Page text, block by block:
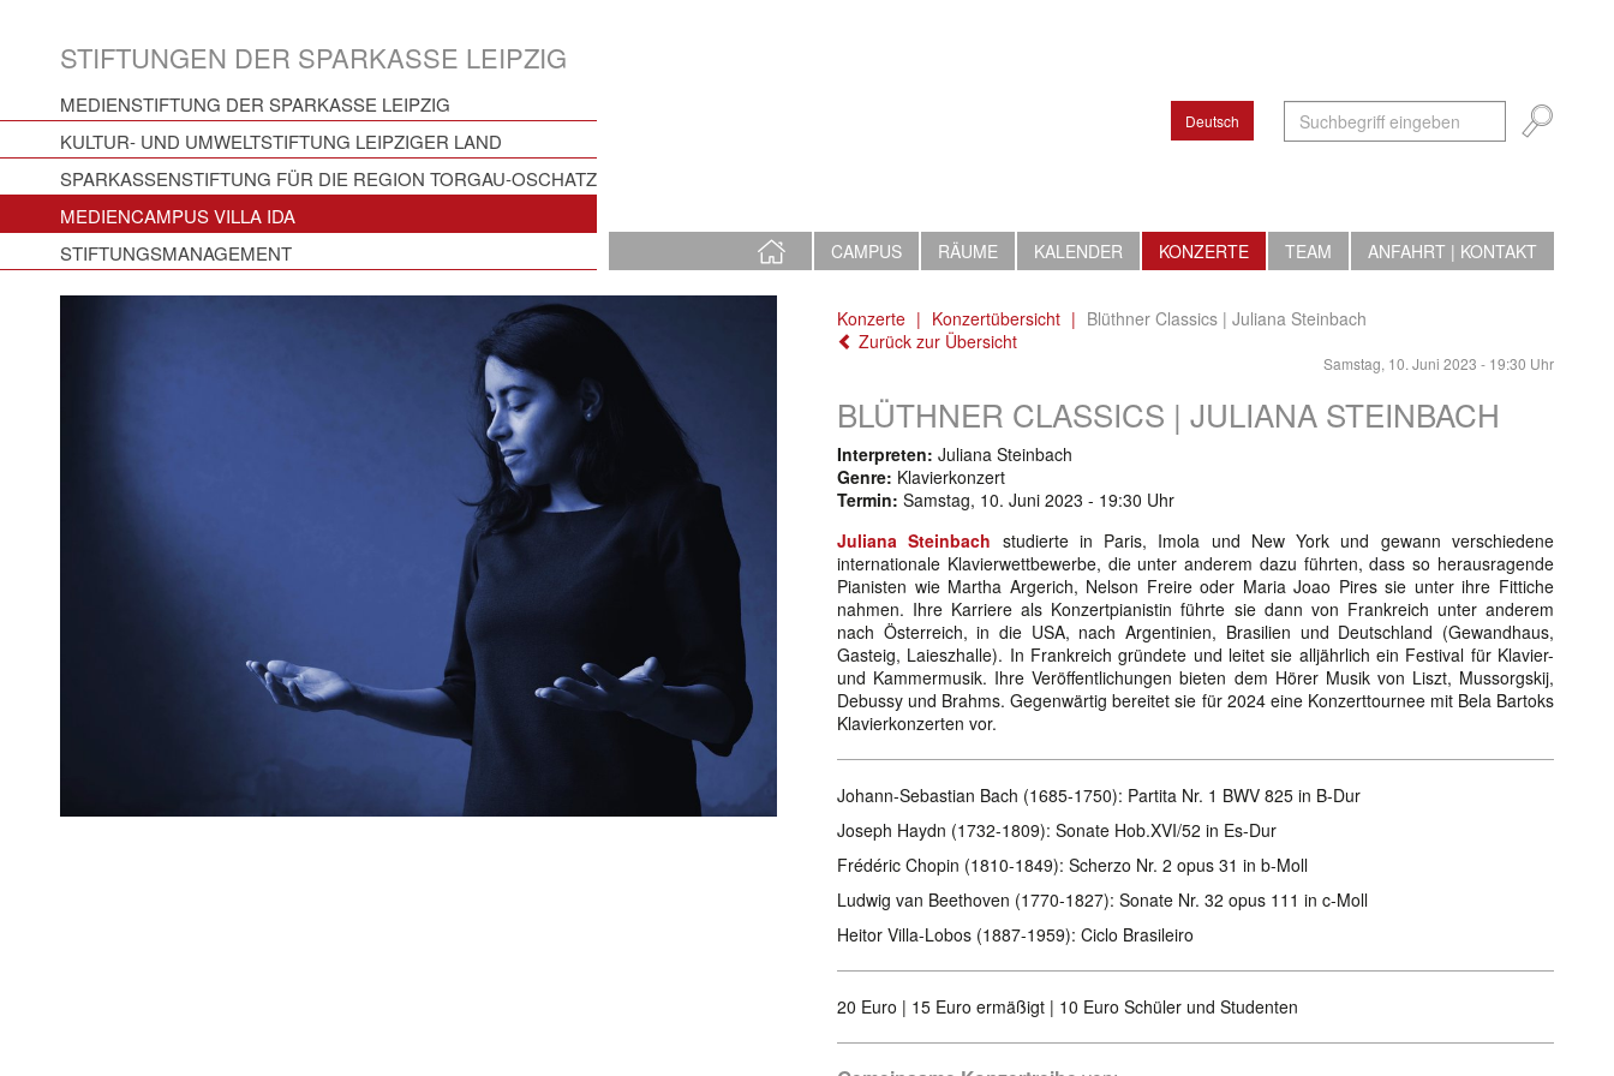
STIFTUNGEN DER SPARKASSE LEIPZIG
MEDIENSTIFTUNG DER SPARKASSE LEIPZIG
KULTUR- UND UMWELTSTIFTUNG LEIPZIGER LAND
SPARKASSENSTIFTUNG FÜR DIE REGION TORGAU-OSCHATZ
MEDIENCAMPUS VILLA IDA
STIFTUNGSMANAGEMENT
Deutsch
STARTSEITE
CAMPUS RÄUME KALENDER KONZERTE TEAM ANFAHRT | KONTAKT
Konzerte Konzertübersicht
Blüthner Classics | Juliana Steinbach
Zurück zur Übersicht
Samstag, 10. Juni 2023 - 19:30 Uhr
BLÜTHNER CLASSICS | JULIANA STEINBACH
Interpreten: Juliana Steinbach
Genre: Klavierkonzert
Termin: Samstag, 10. Juni 2023 - 19:30 Uhr
Juliana Steinbach studierte in Paris, Imola und New York und gewann verschiedene
internationale Klavierwettbewerbe, die unter anderem dazu führten, dass so herausragende
Pianisten wie Martha Argerich, Nelson Freire oder Maria Joao Pires sie unter ihre Fittiche
nahmen. Ihre Karriere als Konzertpianistin führte sie dann von Frankreich unter anderem
nach Österreich, in die USA, nach Argentinien, Brasilien und Deutschland (Gewandhaus,
Gasteig, Laieszhalle). In Frankreich gründete und leitet sie alljährlich ein Festival für Klavier-
und Kammermusik. Ihre Veröffentlichungen bieten dem Hörer Musik von Liszt, Mussorgskij,
Debussy und Brahms. Gegenwärtig bereitet sie für 2024 eine Konzerttournee mit Bela Bartoks
Klavierkonzerten vor.
Johann-Sebastian Bach (1685-1750): Partita Nr. 1 BWV 825 in B-Dur
Joseph Haydn (1732-1809): Sonate Hob.XVI/52 in Es-Dur
Frédéric Chopin (1810-1849): Scherzo Nr. 2 opus 31 in b-Moll
Ludwig van Beethoven (1770-1827): Sonate Nr. 32 opus 111 in c-Moll
Heitor Villa-Lobos (1887-1959): Ciclo Brasileiro
20 Euro | 15 Euro ermäßigt | 10 Euro Schüler und Studenten